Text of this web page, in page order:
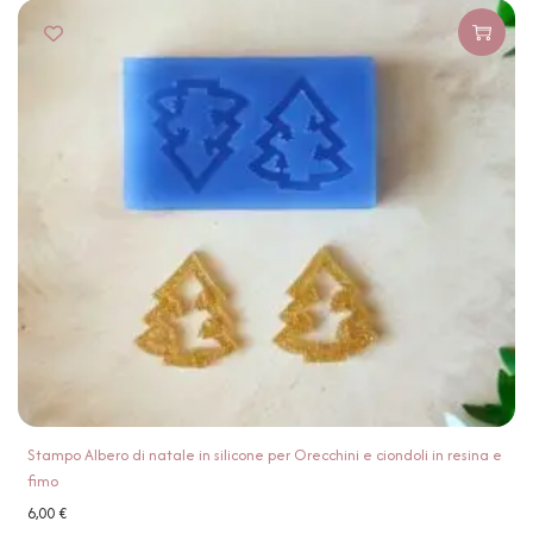
Stampo Albero di natale in silicone per Orecchini e ciondoli in resina e
fimo
6,00€